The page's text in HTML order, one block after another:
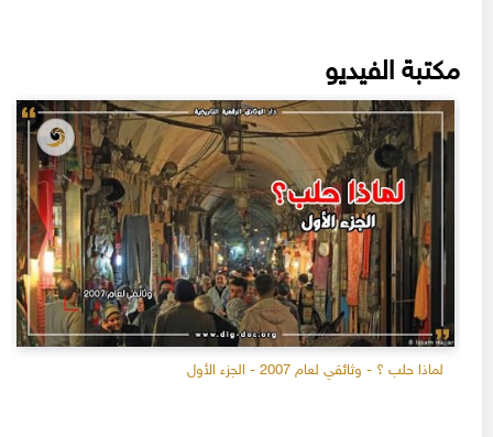
مكتبة الفيديو
لماذا حلب ؟ - وثائقي لعام 2007 - الجزء الأول